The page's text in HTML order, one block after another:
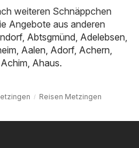
weiteren Schnäppchen
Angebote aus anderen
, Abtsgmünd Adelebsen
Aalen Adorf, Achern
Achim Ahaus.
Reisen Metzingen